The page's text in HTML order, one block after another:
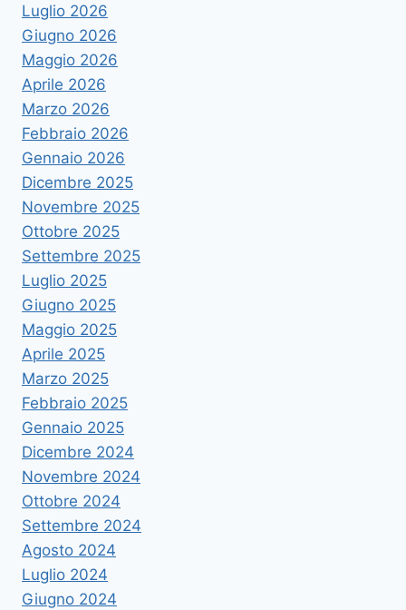
Luglio 2026
Giugno 2026
Maggio 2026
Aprile 2026
Marzo 2026
Febbraio 2026
Gennaio 2026
Dicembre 2025
Novembre 2025
Ottobre 2025
Settembre 2025
Luglio 2025
Giugno 2025
Maggio 2025
Aprile 2025
Marzo 2025
Febbraio 2025
Gennaio 2025
Dicembre 2024
Novembre 2024
Ottobre 2024
Settembre 2024
Agosto 2024
Luglio 2024
Giugno 2024